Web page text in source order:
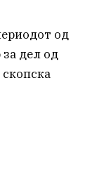
од
за дел од